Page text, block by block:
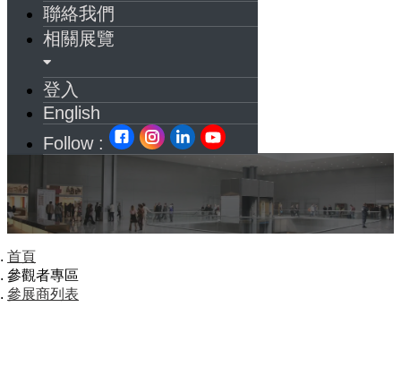
聯絡我們
相關展覽
登入
English
Follow :
首頁
參觀者專區
參展商列表